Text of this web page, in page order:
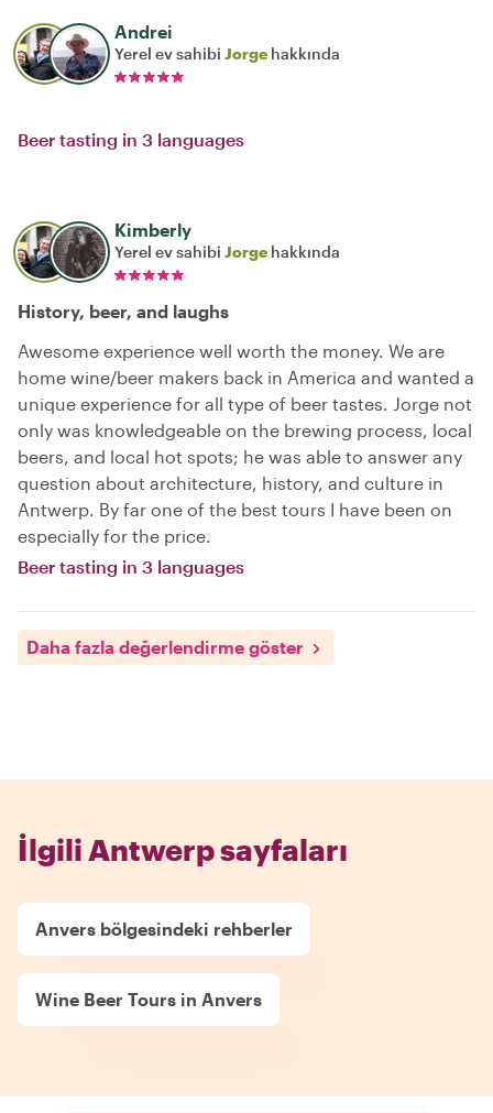
Andrei
Yerel ev sahibi Jorge hakkında
Beer tasting in 3 languages
Kimberly
Yerel ev sahibi Jorge hakkında
History, beer, and laughs
Awesome experience well worth the money. We are
home wine/beer makers back in America and wanted a
unique experience for all type of beer tastes. Jorge not
only was knowledgeable on the brewing process, local
beers, and local hot spots; he was able to answer any
question about architecture, history, and culture in
Antwerp. By far one of the best tours I have been on
especially for the price.
Beer tasting in 3 languages
Daha fazla değerlendirme göster
İlgili Antwerp sayfaları
Anvers bölgesindeki rehberler
Wine Beer Tours in Anvers